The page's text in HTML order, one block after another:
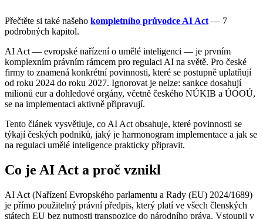
Přečtěte si také našeho kompletního průvodce AI Act — 7
podrobných kapitol.
AI Act — evropské nařízení o umělé inteligenci — je prvním
komplexním právním rámcem pro regulaci AI na světě. Pro české
firmy to znamená konkrétní povinnosti, které se postupně uplatňují
od roku 2024 do roku 2027. Ignorovat je nelze: sankce dosahují
milionů eur a dohledové orgány, včetně českého NÚKIB a ÚOOÚ,
se na implementaci aktivně připravují.
Tento článek vysvětluje, co AI Act obsahuje, které povinnosti se
týkají českých podniků, jaký je harmonogram implementace a jak se
na regulaci umělé inteligence prakticky připravit.
Co je AI Act a proč vznikl
AI Act (Nařízení Evropského parlamentu a Rady (EU) 2024/1689)
je přímo použitelný právní předpis, který platí ve všech členských
státech EU bez nutnosti transpozice do národního práva. Vstoupil v